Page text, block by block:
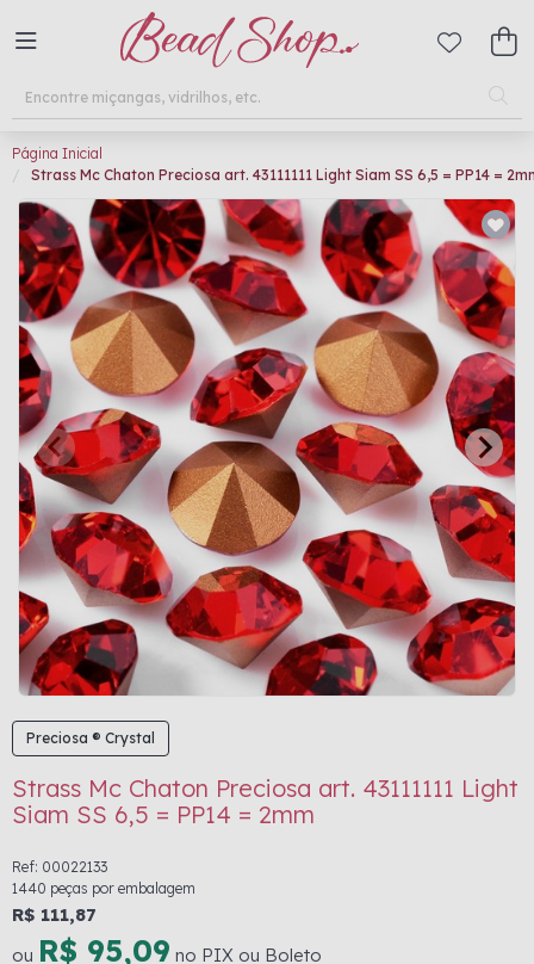
Página Inicial
Strass Mc Chaton Preciosa art. 43111111 Light Siam SS 6,5 = PP14 =
Preciosa ® Crystal
Strass Mc Chaton Preciosa art. 43111111 Light
Siam SS 6,5 = PP14 = 2mm
Ref: 00022133
1440 peças por embalagem
R$ 111,87
ou R$ 95,09 no PIX ou Boleto